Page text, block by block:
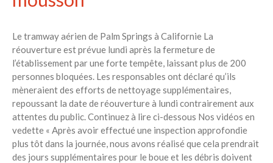
6 éco-actions faciles à prendre
avec vos enfants
Réduire les déchets : votre
guide pour les citoyens et les
électeurs
Toits verts | Association
Permaculturelle
L’intelligence artificielle pour
prédire le succès des invasions
Le tramway aérien de Palm Springs à Californie La
réouverture est prévue lundi après la fermeture de
l’établissement par une forte tempête, laissant plus de 200
personnes bloquées. Les responsables ont déclaré qu’ils
mèneraient des efforts de nettoyage supplémentaires,
repoussant la date de réouverture à lundi contrairement aux
attentes du public. Continuez à lire ci-dessous Nos vidéos en
vedette « Après avoir effectué une inspection approfondie
plus tôt dans la journée, nous avons réalisé que cela prendrait
des jours supplémentaires pour le boue et les débris doivent